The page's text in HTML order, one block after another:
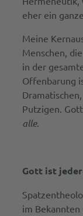
eher ein
Meine
Menschen,
in der
Offenbarung
Putzigen.
alle.
Gott ist
im